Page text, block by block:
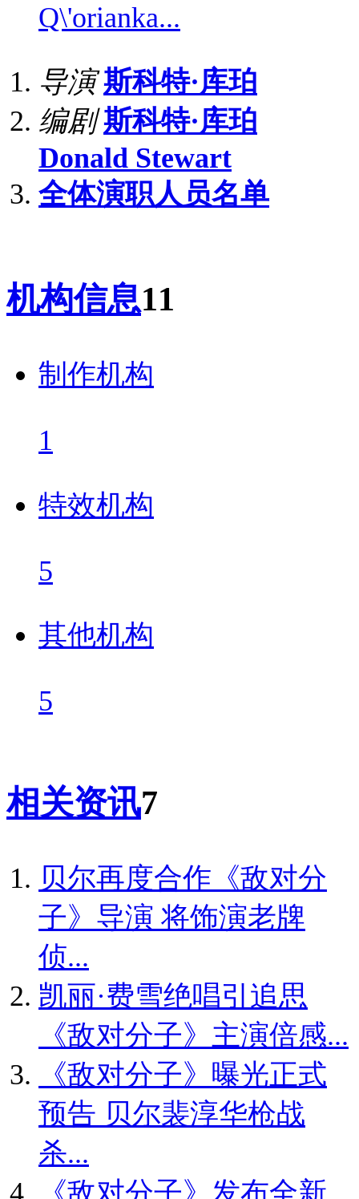
Q\'orianka...
导演 斯科特·库珀
编剧 斯科特·库珀
Donald Stewart
全体演职人员名单
机构信息11
制作机构
1
特效机构
5
其他机构
5
相关资讯7
贝尔再度合作《敌对分
子》导演 将饰演老牌
侦...
凯丽·费雪绝唱引追思
《敌对分子》主演倍感...
《敌对分子》曝光正式
预告 贝尔裴淳华枪战
杀...
《敌对分子》发布全新